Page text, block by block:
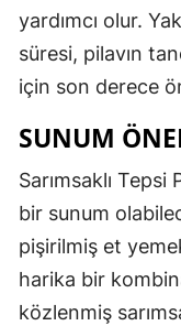
yardımcı olur.
süresi, pilavın
için son derece
SUNUM
Sarımsaklı Tepsi
bir sunum
pişirilmiş et
harika bir
közlenmiş